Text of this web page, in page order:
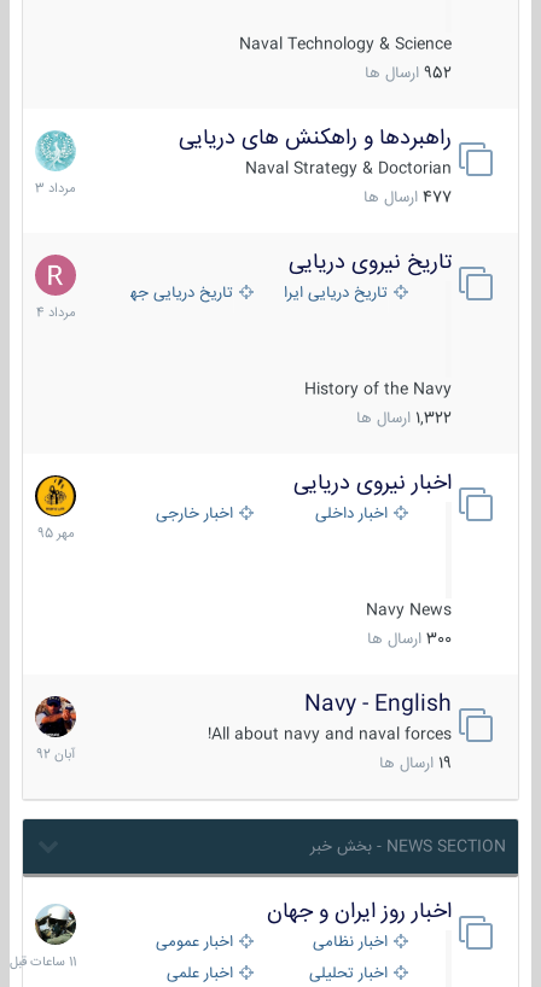
Naval Technology & Science
952 ارسال ها
راهبردها و راهکنش های دریایی
Naval Strategy & Doctorian
477 ارسال ها
2
مرداد
1403
تاریخ نیروی دریایی
تاریخ دریایی ایران تاریخ دریایی جهان
History of the Navy
1,322 ارسال ها
16
مرداد
1404
اخبار نیروی دریایی
اخبار داخلی اخبار خارجی
Navy News
300 ارسال ها
27
مهر
1395
Navy - English
All about navy and naval forces!
ارسال ها
22
آبان
1392
NEWS SECTION - بخش خبر
اخبار روز ایران و جهان
اخبار نظامی
اخبار عمومی
اخبار تحلیلی
اخبار علمی
11
ساعات
قبل